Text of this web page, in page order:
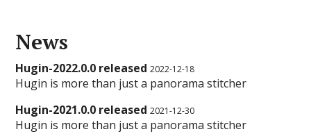
News
Hugin-2022.0.0 released 2022-12-18
Hugin is more than just a panorama stitcher
Hugin-2021.0.0 released 2021-12-30
Hugin is more than just a panorama stitcher